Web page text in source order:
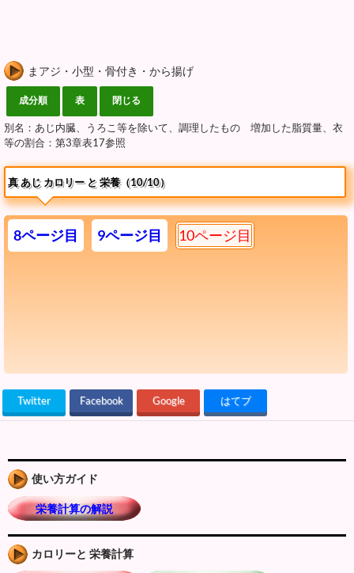
まアジ・小型・骨付き・から揚げ
別名：あじ内臓、うろこ等を除いて、調理したもの 増加した脂質量、衣
等の割合：第3章表17参照
真 あじ カロリー と 栄養（10/10）
8ページ目 9ページ目 10ページ目
Twitter Facebook Google はてブ
使い方ガイド
栄養計算の解説
カロリーと 栄養計算